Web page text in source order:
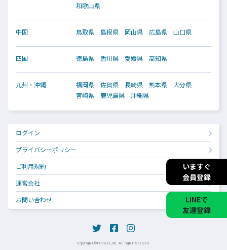
いますぐ
会員登録
LINEで
友達登録
和歌山県
中国 鳥取県 島根県 岡山県 広島県 山口県
四国 徳島県 香川県 愛媛県 高知県
九州・沖縄 福岡県 佐賀県 長崎県 熊本県
大分県
宮崎県
鹿児島県 沖縄県
ログイン
プライバシーポリシー
ご利用規約
運営会社
お問い合わせ
Copyright © Fitness Job. All right Reserved.